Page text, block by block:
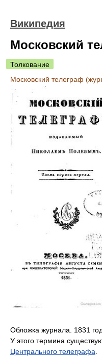
Википедия
Московский
Толкование
Московский телеграф
Обложка журнала. 1831 год.
У этого термина
Центрального телеграфа